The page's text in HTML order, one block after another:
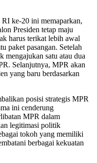
ke-20 ini memaparkan,
Presiden tetap maju
harus terikat lebih awal
paket pasangan. Setelah
mengajukan satu atau dua
Selanjutnya, MPR akan
yang baru berdasarkan
posisi strategis MPR
ini cenderung
MPR dalam
legitimasi politik
tokoh yang memiliki
berbagai kekuatan